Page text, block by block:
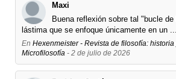
Maxi
Buena reflexión sobre tal "bucle
lástima que se enfoque únicamente en un ...
En Hexenmeister - Revista de filosofía:
Microfilosofía - 2 de julio de 2026